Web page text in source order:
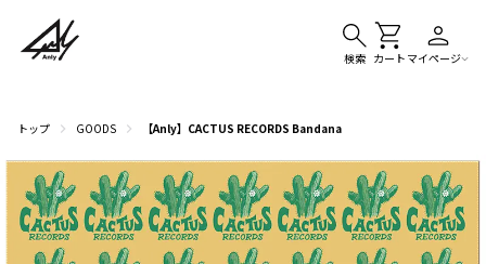
検索 カート マイページ
トップ GOODS 【Anly】CACTUS RECORDS Bandana